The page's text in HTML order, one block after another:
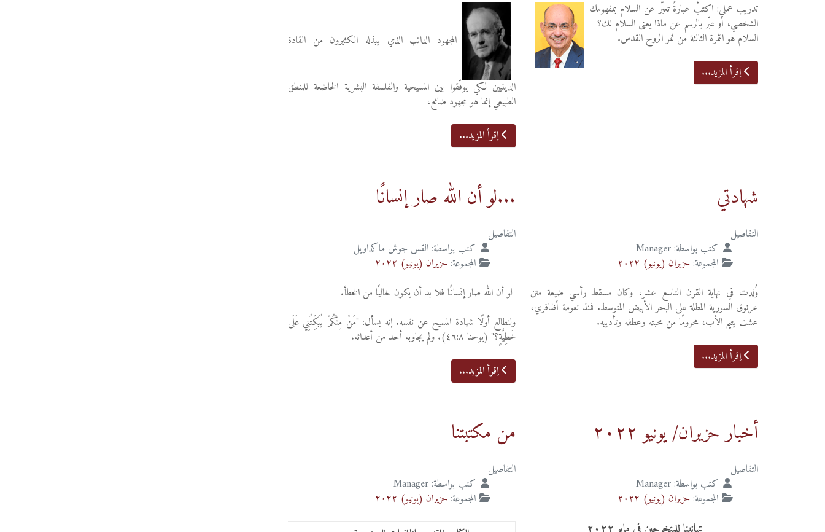
تدريب عملي: اكتبْ عبارةً تعبّر عن السلام بمفهومك
الشخصي، أو عبّر بالرسم عن ماذا يعنى السلام لك؟
السلام هو الثمرة الثالثة من ثمر الروح القدس.
اِقرأ المزيد...
المجهود الدائب الذي يبذله الكثيرون من القادة
الدينيين لكي يوفّقوا بين المسيحية والفلسفة البشرية الخاضعة للمنطق
الطبيعي إنما هو مجهود ضائع،
اِقرأ المزيد...
شهادتي
التفاصيل
كتب بواسطة: Manager
المجموعة: حزيران (يونيو) ٢٠٢٢
وُلدت في نهاية القرن التاسع عشر، وكان مسقط رأسي ضيعة متن
عرنوق السورية المطلة على البحر الأبيض المتوسط. فمنذ نعومة أظافري،
عشت يتيم الأب، محرومًا من محبته وعطفه وتأديبه.
اِقرأ المزيد...
...لو أن الله صار إنسانًا
التفاصيل
كتب بواسطة: القس جوش ماكداويل
المجموعة: حزيران (يونيو) ٢٠٢٢
لو أن الله صار إنسانًا فلا بد أن يكون خاليًا من الخطأ.
ولنطالع أولًا شهادة المسيح عن نفسه. إنه يسأل: "مَنْ مِنْكُمْ يُبَكِّتُنِي عَلَى
خَطِيَّةٍ؟" (يوحنا ٤٦:٨). ولم يجاوبه أحد من أعدائه.
اِقرأ المزيد...
أخبار حزيران/ يونيو ٢٠٢٢
التفاصيل
كتب بواسطة: Manager
المجموعة: حزيران (يونيو) ٢٠٢٢
من مكتبتنا
التفاصيل
كتب بواسطة: Manager
المجموعة: حزيران (يونيو) ٢٠٢٢